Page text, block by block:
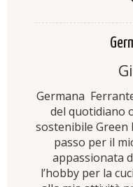
Germana
del quotidiano
sostenibile Green
passo per il
appassionata
l’hobby per la